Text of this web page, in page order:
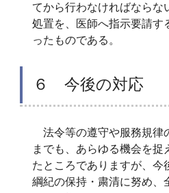
てから行わなければならな
処置を、医師へ指示要請す
ったものである。
６ 今後の対応
法令等の遵守や服務規律
までも、あらゆる機会を捉
たところでありますが、今
綱紀の保持・粛清に努め、